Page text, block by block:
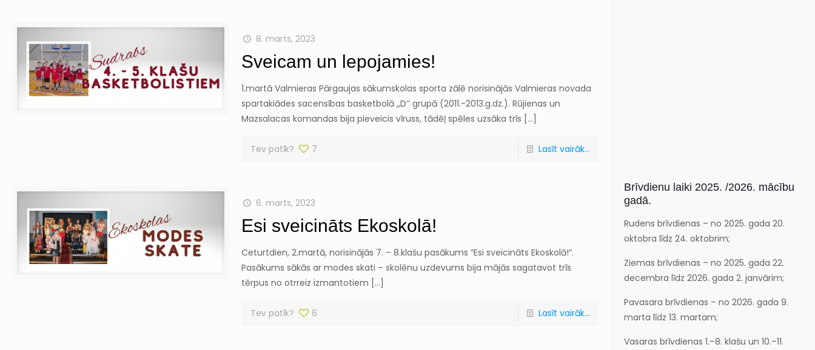
8. marts, 2023
Sveicam un lepojamies!
1.martā Valmieras Pārgaujas sākumskolas sporta zālē norisinājās Valmieras novada
spartakiādes sacensības basketbolā ,,D’’ grupā (2011.-2013.g.dz.). Rūjienas un
Mazsalacas komandas bija pieveicis vīruss, tādēļ spēles uzsāka trīs […]
Tev patīk? 7 Lasīt vairāk...
6. marts, 2023
Esi sveicināts Ekoskolā!
Ceturtdien, 2.martā, norisinājās 7. – 8.klašu pasākums “Esi sveicināts Ekoskolā!”.
Pasākums sākās ar modes skati – skolēnu uzdevums bija mājās sagatavot trīs
tērpus no otrreiz izmantotiem […]
Tev patīk? 6 Lasīt vairāk...
Brīvdienu laiki 2025. /2026. mācību
gadā.
Rudens brīvdienas – no 2025. gada 20.
oktobra līdz 24. oktobrim;
Ziemas brīvdienas – no 2025. gada 22.
decembra līdz 2026. gada 2. janvārim;
Pavasara brīvdienas – no 2026. gada 9.
marta līdz 13. martam;
Vasaras brīvdienas 1.–8. klašu un 10.–11.